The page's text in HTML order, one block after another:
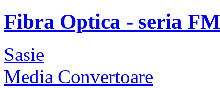
Fibra Optica - seria
Sasie
Media Convertoare